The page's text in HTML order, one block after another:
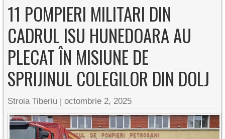
11 POMPIERI MILITARI DIN
CADRUL ISU HUNEDOARA AU
PLECAT ÎN MISIUNE DE
SPRIJINUL COLEGILOR DIN DOLJ
Stroia Tiberiu |octombrie 2, 2025